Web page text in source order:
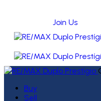
Join Us
Buy
Sell